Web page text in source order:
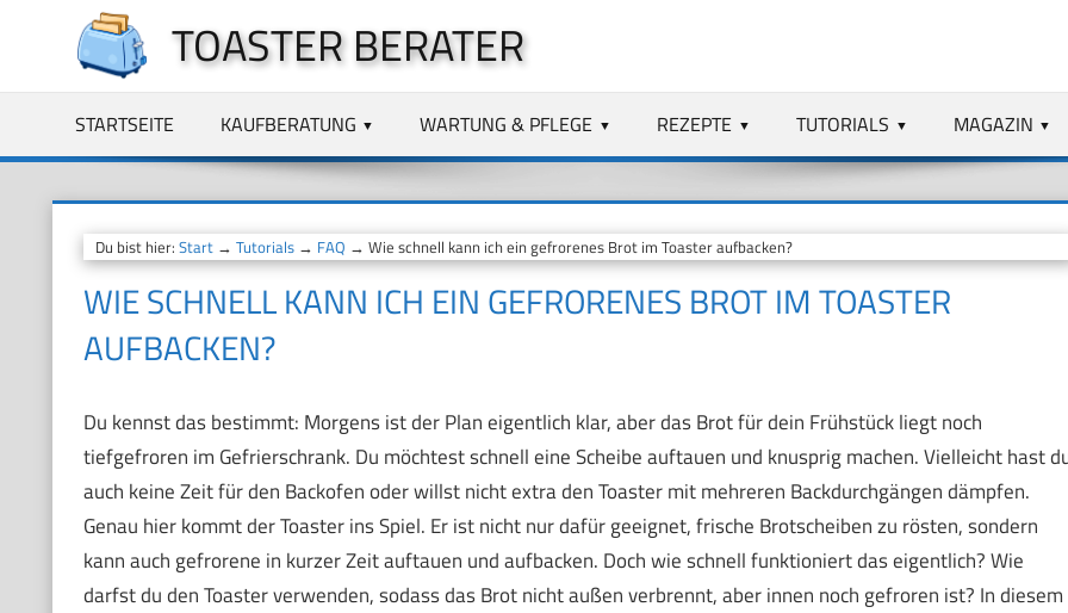
springen
TOASTER BERATER
STARTSEITE KAUFBERATUNG WARTUNG & PFLEGE REZEPTE TUTORIALS MAGAZIN
Du bist hier: Start→ Tutorials→ FAQ → Wie schnell kann ich ein gefrorenes Brot im Toaster aufbacken?
WIE SCHNELL KANN ICH EIN GEFRORENES BROT IM TOASTER
AUFBACKEN?
Du kennst das bestimmt: Morgens ist der Plan eigentlich klar, aber das Brot für dein Frühstück liegt noch
tiefgefroren im Gefrierschrank. Du möchtest schnell eine Scheibe auftauen und knusprig machen. Vielleicht hast
auch keine Zeit für den Backofen oder willst nicht extra den Toaster mit mehreren Backdurchgängen dämpfen.
Genau hier kommt der Toaster ins Spiel. Er ist nicht nur dafür geeignet, frische Brotscheiben zu rösten, sondern
kann auch gefrorene in kurzer Zeit auftauen und aufbacken. Doch wie schnell funktioniert das eigentlich? Wie
darfst du den Toaster verwenden, sodass das Brot nicht außen verbrennt, aber innen noch gefroren ist? In diesem